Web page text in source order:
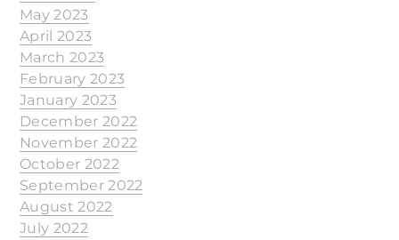
May 2023
April 2023
March 2023
February 2023
January 2023
December 2022
November 2022
October 2022
September 2022
August 2022
July 2022